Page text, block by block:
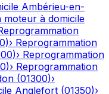
Ambérieu-en-
moteur à domicile
)› Reprogrammation
)› Reprogrammation
)› Reprogrammation
(01300)›
Anglefort (01350)›